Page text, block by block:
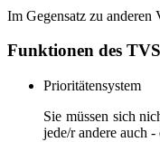
Im Gegensatz zu anderen
Funktionen des TVS
Prioritätensystem
Sie müssen sich
jede/r andere auch